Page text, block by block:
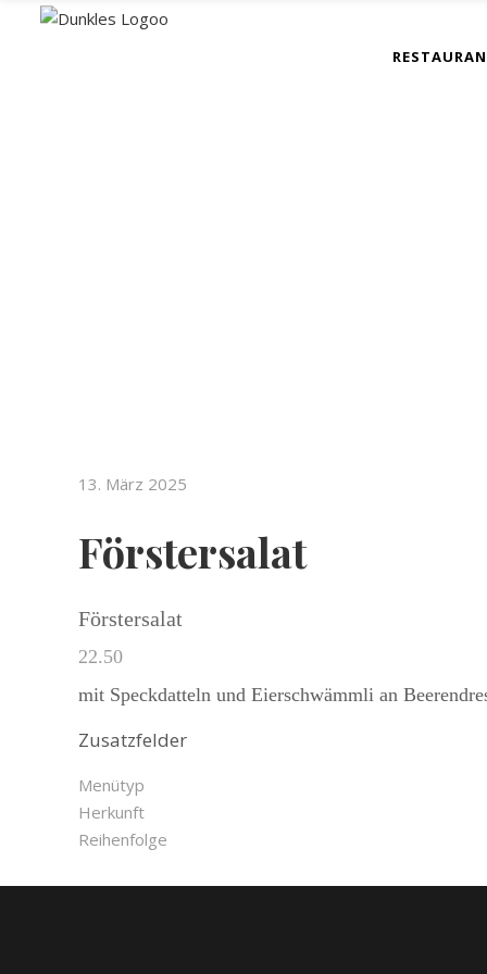
13. März 2025
Förstersalat
Förstersalat
22.50
mit Speckdatteln und Eierschwämmli an
Zusatzfelder
Menütyp
Herkunft
Reihenfolge